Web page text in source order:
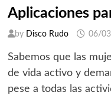
Aplicaciones
by Disco Rudo 06/
Sabemos que las
de vida activo y
pese a todas las